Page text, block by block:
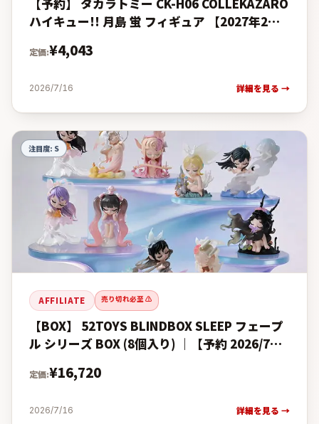
ハイキュー!! 月島 蛍 フィギュア 【2027年2月
定価:¥4,043
2026/7/16 詳細を見る →
注目度: S
AFFILIATE 売り切れ必至 ⚠️
【BOX】 52TOYS BLINDBOX SLEEP フェープ
ル シリーズ BOX (8個入り) ｜【予約 2026/7月
定価:¥16,720
2026/7/16 詳細を見る →